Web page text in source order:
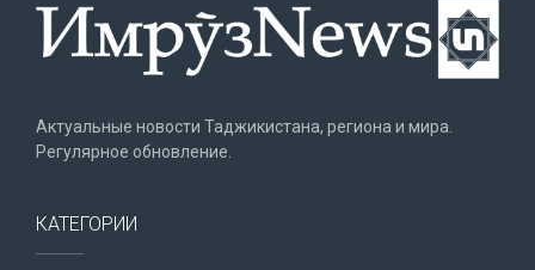
Актуальные новости Таджикистана, региона и мира.
Регулярное обновление.
КАТЕГОРИИ